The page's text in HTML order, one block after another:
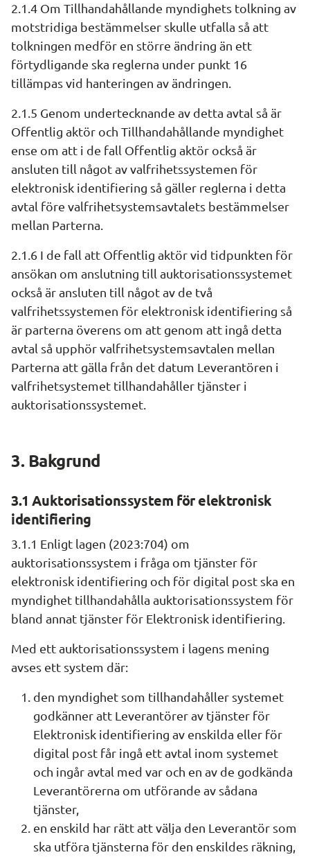
2.1.4 Om Tillhandahållande myndighets tolkning av
motstridiga bestämmelser skulle utfalla så att
tolkningen medför en större ändring än ett
förtydligande ska reglerna under punkt 16
tillämpas vid hanteringen av ändringen.
2.1.5 Genom undertecknande av detta avtal så är
Offentlig aktör och Tillhandahållande myndighet
ense om att i de fall Offentlig aktör också är
ansluten till något av valfrihetssystemen för
elektronisk identifiering så gäller reglerna i detta
avtal före valfrihetsystemsavtalets bestämmelser
mellan Parterna.
2.1.6 I de fall att Offentlig aktör vid tidpunkten för
ansökan om anslutning till auktorisationssystemet
också är ansluten till något av de två
valfrihetssystemen för elektronisk identifiering så
är parterna överens om att genom att ingå detta
avtal så upphör valfrihetsystemsavtalen mellan
Parterna att gälla från det datum Leverantören i
valfrihetsystemet tillhandahåller tjänster i
auktorisationssystemet.
3. Bakgrund
3.1 Auktorisationssystem för elektronisk
identifiering
3.1.1 Enligt lagen (2023:704) om
auktorisationssystem i fråga om tjänster för
elektronisk identifiering och för digital post ska en
myndighet tillhandahålla auktorisationssystem för
bland annat tjänster för Elektronisk identifiering.
Med ett auktorisationssystem i lagens mening
avses ett system där:
den myndighet som tillhandahåller systemet
godkänner att Leverantörer av tjänster för
Elektronisk identifiering av enskilda eller för
digital post får ingå ett avtal inom systemet
och ingår avtal med var och en av de godkända
Leverantörerna om utförande av sådana
tjänster,
en enskild har rätt att välja den Leverantör som
ska utföra tjänsterna för den enskildes räkning,